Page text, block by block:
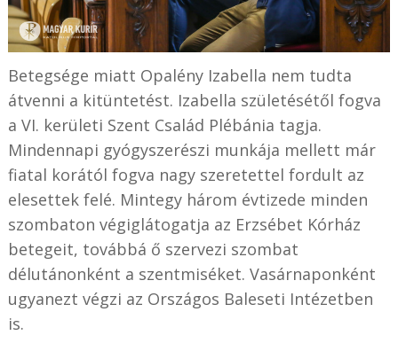
Betegsége miatt Opalény Izabella nem tudta
átvenni a kitüntetést. Izabella születésétől fogva
a VI. kerületi Szent Család Plébánia tagja.
Mindennapi gyógyszerészi munkája mellett már
fiatal korától fogva nagy szeretettel fordult az
elesettek felé. Mintegy három évtizede minden
szombaton végiglátogatja az Erzsébet Kórház
betegeit, továbbá ő szervezi szombat
délutánonként a szentmiséket. Vasárnaponként
ugyanezt végzi az Országos Baleseti Intézetben
is.